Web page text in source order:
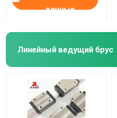
данные
Линейный ведущий брус